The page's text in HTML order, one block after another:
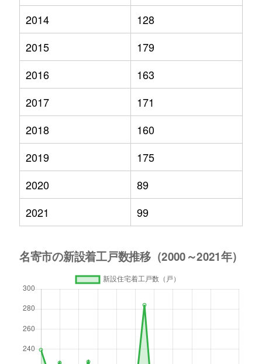
2014
128
2015
179
2016
163
2017
171
2018
160
2019
175
2020
89
2021
99